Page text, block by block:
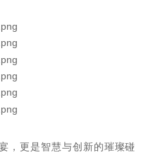
，更是智慧与创新的璀璨碰